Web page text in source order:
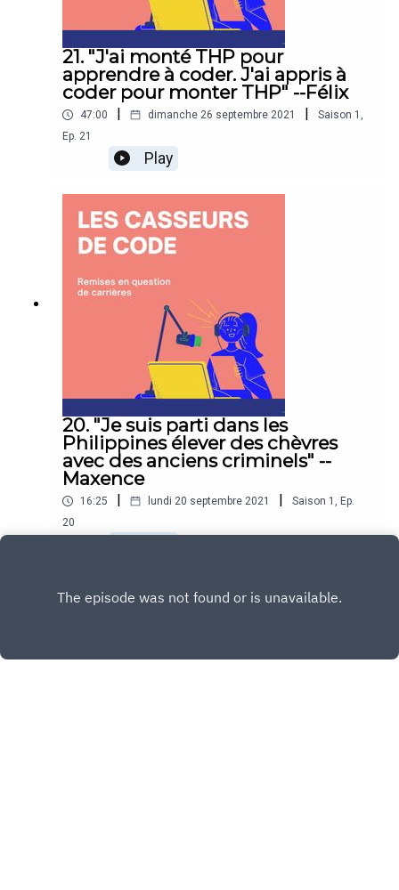
21. "J'ai monté THP pour
apprendre à coder. J'ai appris à
coder pour monter THP" --Félix
47:00 dimanche 26 septembre 2021 Saison 1 ,
Ep. 21
Play
20. "Je suis parti dans les
Philippines élever des chèvres
avec des anciens criminels" --
Maxence
16:25 lundi 20 septembre 2021 Saison 1 , Ep.
20